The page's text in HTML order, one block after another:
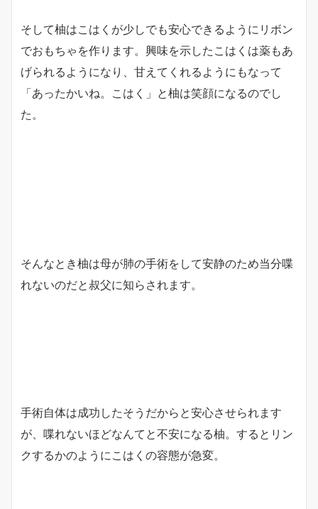
そして柚はこはくが少しでも安心できるようにリボン
でおもちゃを作ります。興味を示したこはくは薬もあ
げられるようになり、甘えてくれるようにもなって
「あったかいね。こはく」と柚は笑顔になるのでし
た。
そんなとき柚は母が肺の手術をして安静のため当分喋
れないのだと叔父に知らされます。
手術自体は成功したそうだからと安心させられます
が、喋れないほどなんてと不安になる柚。するとリン
クするかのようにこはくの容態が急変。